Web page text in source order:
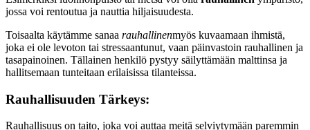
jossa voi rentoutua ja nauttia hiljaisuudesta.
Toisaalta käytämme sanaa rauhallinenmyös kuvaamaan ihmistä,
joka ei ole levoton tai stressaantunut, vaan päinvastoin rauhallinen ja
tasapainoinen. Tällainen henkilö pystyy säilyttämään malttinsa ja
hallitsemaan tunteitaan erilaisissa tilanteissa.
Rauhallisuuden Tärkeys:
Rauhallisuus on taito, joka voi auttaa meitä selviytymään paremmin